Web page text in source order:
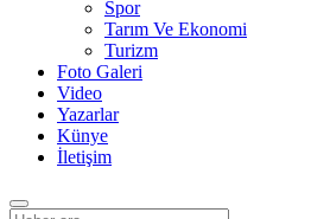
Spor
Tarım Ve Ekonomi
Turizm
Foto Galeri
Video
Yazarlar
Künye
İletişim